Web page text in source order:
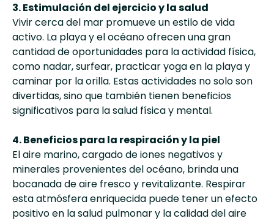
3. Estimulación del ejercicio y la salud
Vivir cerca del mar promueve un estilo de vida
activo. La playa y el océano ofrecen una gran
cantidad de oportunidades para la actividad física,
como nadar, surfear, practicar yoga en la playa y
caminar por la orilla. Estas actividades no solo son
divertidas, sino que también tienen beneficios
significativos para la salud física y mental.
4. Beneficios para la respiración y la piel
El aire marino, cargado de iones negativos y
minerales provenientes del océano, brinda una
bocanada de aire fresco y revitalizante. Respirar
esta atmósfera enriquecida puede tener un efecto
positivo en la salud pulmonar y la calidad del aire